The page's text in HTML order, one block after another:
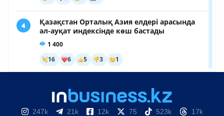
247k 21k 12k 75 523k 17k